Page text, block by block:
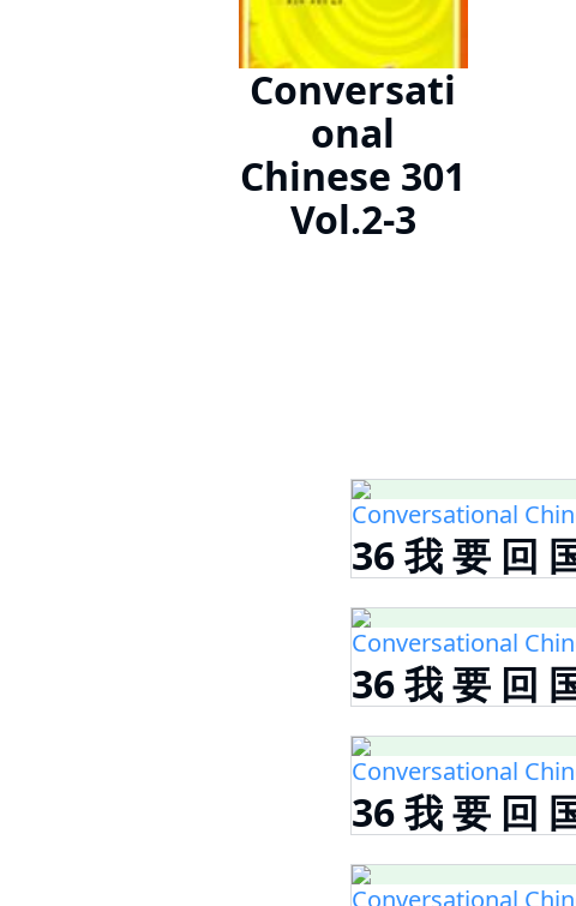
Conversati
onal
Chinese 301
Vol.2-3
Conversational
36 我 要 回
Conversational
36 我 要 回
Conversational
36 我 要 回
Conversational